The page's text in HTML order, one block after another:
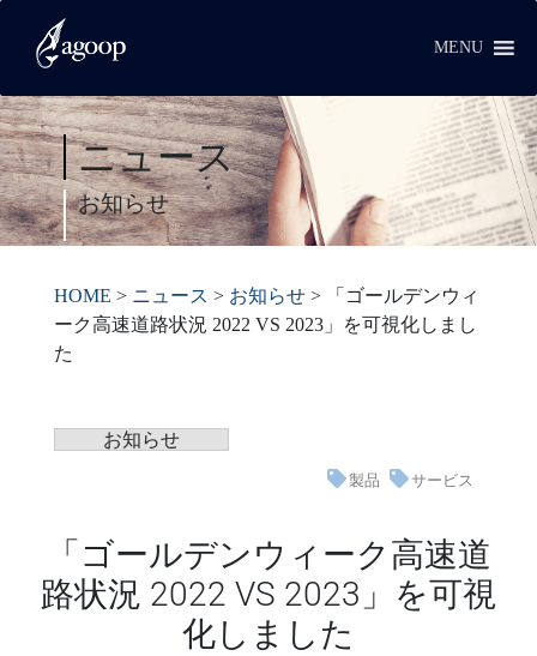
MENU
ニュース
お知らせ
HOME > ニュース > お知らせ>
「ゴールデンウィ
ーク高速道路状況 2022 VS 2023」を可視化しまし
た
お知らせ
製品 サービス
「ゴールデンウィーク高速道
路状況 2022 VS 2023」を可視
化しました